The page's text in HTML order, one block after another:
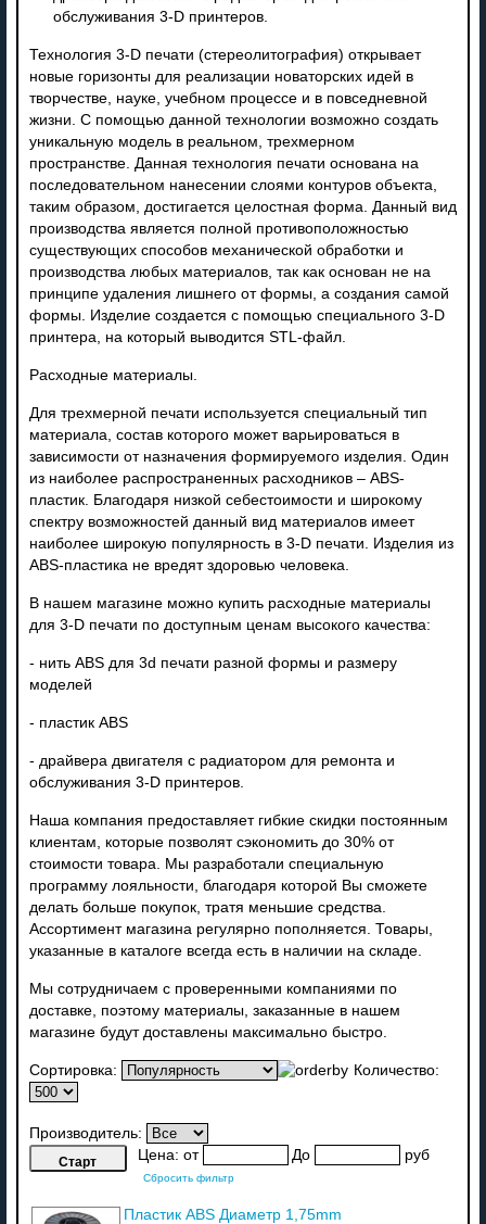
обслуживания 3-D принтеров.
Технология 3-D печати (стереолитография) открывает
новые горизонты для реализации новаторских идей в
творчестве, науке, учебном процессе и в повседневной
жизни. С помощью данной технологии возможно создать
уникальную модель в реальном, трехмерном
пространстве. Данная технология печати основана на
последовательном нанесении слоями контуров объекта,
таким образом, достигается целостная форма. Данный вид
производства является полной противоположностью
существующих способов механической обработки и
производства любых материалов, так как основан не на
принципе удаления лишнего от формы, а создания самой
формы. Изделие создается с помощью специального 3-D
принтера, на который выводится STL-файл.
Расходные материалы.
Для трехмерной печати используется специальный тип
материала, состав которого может варьироваться в
зависимости от назначения формируемого изделия. Один
из наиболее распространенных расходников – ABS-
пластик. Благодаря низкой себестоимости и широкому
спектру возможностей данный вид материалов имеет
наиболее широкую популярность в 3-D печати. Изделия из
ABS-пластика не вредят здоровью человека.
В нашем магазине можно купить расходные материалы
для 3-D печати по доступным ценам высокого качества:
- нить ABS для 3d печати разной формы и размеру
моделей
- пластик ABS
- драйвера двигателя с радиатором для ремонта и
обслуживания 3-D принтеров.
Наша компания предоставляет гибкие скидки постоянным
клиентам, которые позволят сэкономить до 30% от
стоимости товара. Мы разработали специальную
программу лояльности, благодаря которой Вы сможете
делать больше покупок, тратя меньшие средства.
Ассортимент магазина регулярно пополняется. Товары,
указанные в каталоге всегда есть в наличии на складе.
Мы сотрудничаем с проверенными компаниями по
доставке, поэтому материалы, заказанные в нашем
магазине будут доставлены максимально быстро.
Сортировка: Количество:
Производитель:
Цена: от До руб
Сбросить фильтр
Пластик ABS Диаметр 1,75mm